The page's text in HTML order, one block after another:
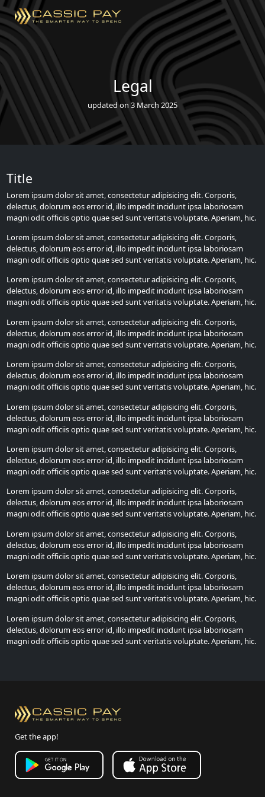
Legal
updated on 3 March 2025
Title
Lorem ipsum dolor sit amet, consectetur adipisicing elit. Corporis,
delectus, dolorum eos error id, illo impedit incidunt ipsa laboriosam
magni odit officiis optio quae sed sunt veritatis voluptate. Aperiam, hic.
Lorem ipsum dolor sit amet, consectetur adipisicing elit. Corporis,
delectus, dolorum eos error id, illo impedit incidunt ipsa laboriosam
magni odit officiis optio quae sed sunt veritatis voluptate. Aperiam, hic.
Lorem ipsum dolor sit amet, consectetur adipisicing elit. Corporis,
delectus, dolorum eos error id, illo impedit incidunt ipsa laboriosam
magni odit officiis optio quae sed sunt veritatis voluptate. Aperiam, hic.
Lorem ipsum dolor sit amet, consectetur adipisicing elit. Corporis,
delectus, dolorum eos error id, illo impedit incidunt ipsa laboriosam
magni odit officiis optio quae sed sunt veritatis voluptate. Aperiam, hic.
Lorem ipsum dolor sit amet, consectetur adipisicing elit. Corporis,
delectus, dolorum eos error id, illo impedit incidunt ipsa laboriosam
magni odit officiis optio quae sed sunt veritatis voluptate. Aperiam, hic.
Lorem ipsum dolor sit amet, consectetur adipisicing elit. Corporis,
delectus, dolorum eos error id, illo impedit incidunt ipsa laboriosam
magni odit officiis optio quae sed sunt veritatis voluptate. Aperiam, hic.
Lorem ipsum dolor sit amet, consectetur adipisicing elit. Corporis,
delectus, dolorum eos error id, illo impedit incidunt ipsa laboriosam
magni odit officiis optio quae sed sunt veritatis voluptate. Aperiam, hic.
Lorem ipsum dolor sit amet, consectetur adipisicing elit. Corporis,
delectus, dolorum eos error id, illo impedit incidunt ipsa laboriosam
magni odit officiis optio quae sed sunt veritatis voluptate. Aperiam, hic.
Lorem ipsum dolor sit amet, consectetur adipisicing elit. Corporis,
delectus, dolorum eos error id, illo impedit incidunt ipsa laboriosam
magni odit officiis optio quae sed sunt veritatis voluptate. Aperiam, hic.
Lorem ipsum dolor sit amet, consectetur adipisicing elit. Corporis,
delectus, dolorum eos error id, illo impedit incidunt ipsa laboriosam
magni odit officiis optio quae sed sunt veritatis voluptate. Aperiam, hic.
Lorem ipsum dolor sit amet, consectetur adipisicing elit. Corporis,
delectus, dolorum eos error id, illo impedit incidunt ipsa laboriosam
magni odit officiis optio quae sed sunt veritatis voluptate. Aperiam, hic.
Get the app!